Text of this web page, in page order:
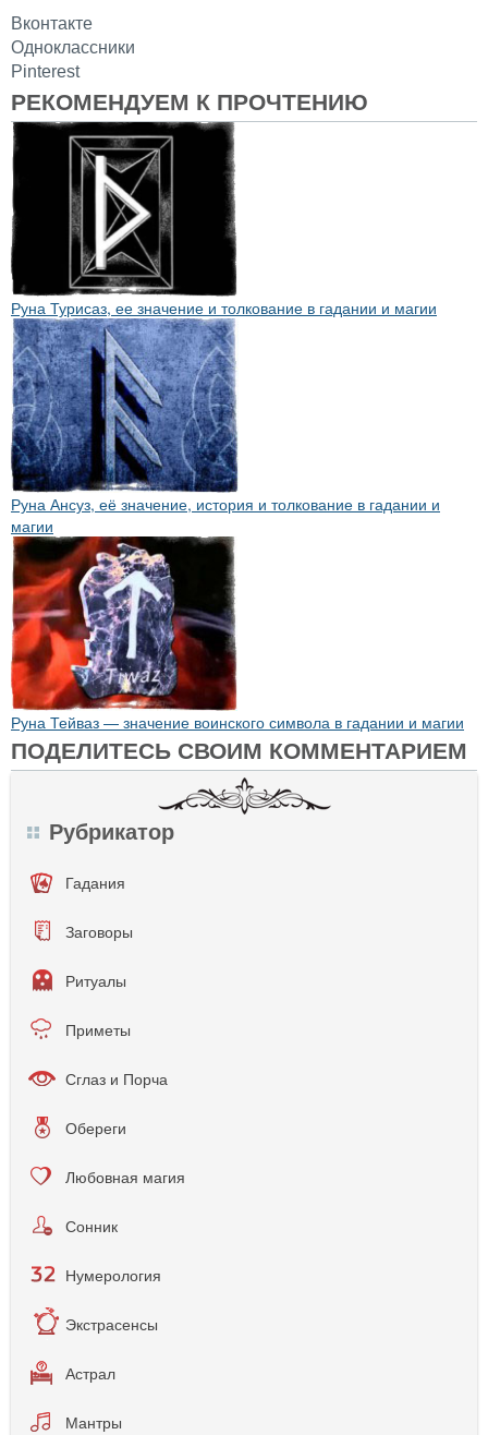
Вконтакте
Одноклассники
Pinterest
РЕКОМЕНДУЕМ К ПРОЧТЕНИЮ
Руна Турисаз, ее значение и толкование в гадании и магии
Руна Ансуз, её значение, история и толкование в гадании и
магии
Руна Тейваз — значение воинского символа в гадании и магии
ПОДЕЛИТЕСЬ СВОИМ КОММЕНТАРИЕМ
Рубрикатор
Гадания
Заговоры
Ритуалы
Приметы
Сглаз и Порча
Обереги
Любовная магия
Сонник
Нумерология
Экстрасенсы
Астрал
Мантры